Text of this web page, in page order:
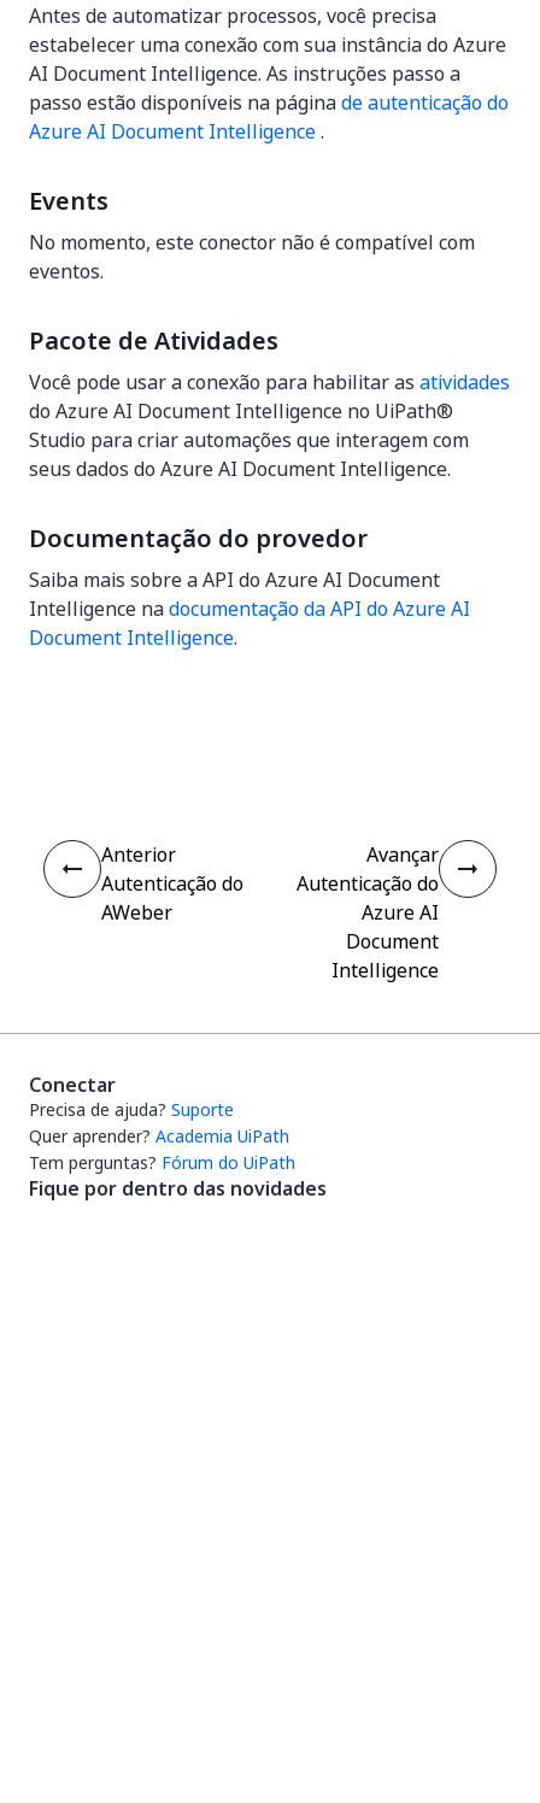
Antes de automatizar processos, você precisa
estabelecer uma conexão com sua instância do Azure
AI Document Intelligence. As instruções passo a
passo estão disponíveis na páginade autenticação do
Azure AI Document Intelligence.
Events
No momento, este conector não é compatível com
eventos.
Pacote de Atividades
Você pode usar a conexão para habilitar as atividades
do Azure AI Document Intelligence no UiPath®
Studio para criar automações que interagem com
seus dados do Azure AI Document Intelligence.
Documentação do provedor
Saiba mais sobre a API do Azure AI Document
Intelligence nadocumentação da API do Azure AI
Document Intelligence.
Anterior
Autenticação do
AWeber
Avançar
Autenticação do
Azure AI
Document
Intelligence
Conectar
Precisa de ajuda? Suporte
Quer aprender? Academia UiPath
Tem perguntas? Fórum do UiPath
Fique por dentro das novidades